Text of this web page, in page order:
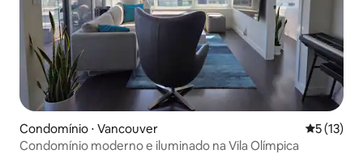
Condomínio ⋅ Vancouver 5 de uma
5 (13)
Condomínio moderno e iluminado na Vila Olímpica